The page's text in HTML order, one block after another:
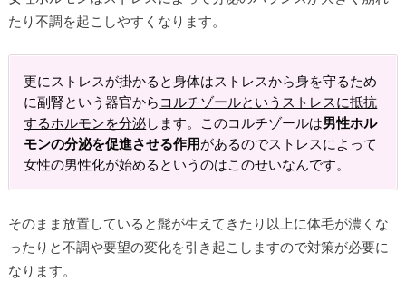
たり不調を起こしやすくなります。
更にストレスが掛かると身体はストレスから身を守るため
に副腎という器官から コルチゾールというストレスに抵抗
するホルモンを分泌します。このコルチゾールは男性ホル
モンの分泌を促進させる作用があるのでストレスによって
女性の男性化が始めるというのはこのせいなんです。
そのまま放置していると髭が生えてきたり以上に体毛が濃くな
ったりと不調や要望の変化を引き起こしますので対策が必要に
なります。